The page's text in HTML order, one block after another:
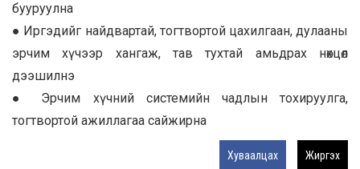
бууруулна
● Иргэдийг найдвартай, тогтвортой цахилгаан, дулааны
эрчим хүчээр хангаж, тав тухтай амьдрах нөхцөл
дээшилнэ
● Эрчим хүчний системийн чадлын тохируулга,
тогтвортой ажиллагаа сайжирна
Хуваалцах Жиргэх